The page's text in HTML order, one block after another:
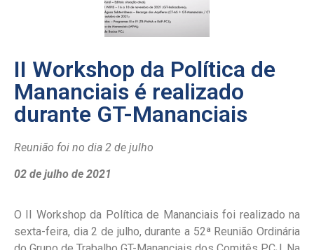
II Workshop da Política de
Mananciais é realizado
durante GT-Mananciais
Reunião foi no dia 2 de julho
02 de julho de 2021
O II Workshop da Política de Mananciais foi realizado na
sexta-feira, dia 2 de julho, durante a 52ª Reunião Ordinária